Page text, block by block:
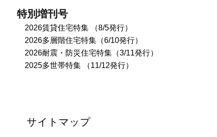
特別増刊号
2026賃貸住宅特集 （8/5発行）
2026多層階住宅特集（6/10発行）
2026耐震・防災住宅特集（3/11発行）
2025多世帯特集 （11/12発行）
サイトマップ